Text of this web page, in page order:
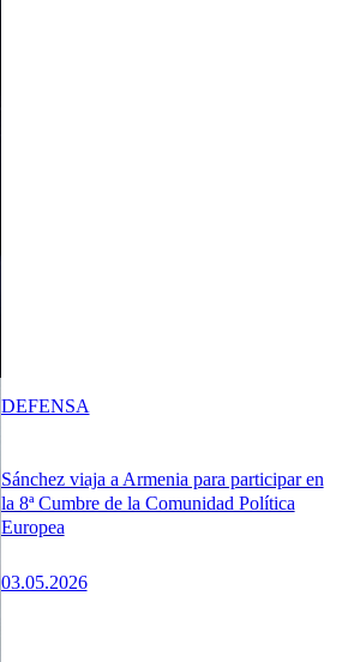
Sánchez viaja a Armenia para participar en
la 8ª Cumbre de la Comunidad Política
Europea
03.05.2026
DEFENSA